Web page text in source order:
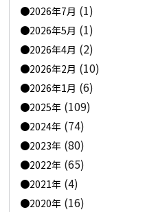
2026年7月 (1)
2026年5月 (1)
2026年4月 (2)
2026年2月 (10)
2026年1月 (6)
2025年 (109)
2024年 (74)
2023年 (80)
2022年 (65)
2021年 (4)
2020年 (16)